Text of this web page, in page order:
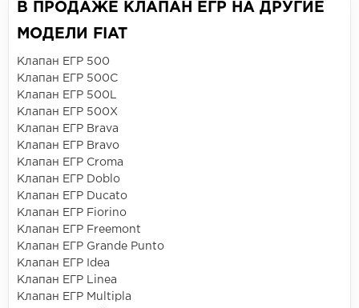
В ПРОДАЖЕ КЛАПАН ЕГР НА ДРУГИЕ
МОДЕЛИ FIAT
Клапан ЕГР 500
Клапан ЕГР 500C
Клапан ЕГР 500L
Клапан ЕГР 500X
Клапан ЕГР Brava
Клапан ЕГР Bravo
Клапан ЕГР Croma
Клапан ЕГР Doblo
Клапан ЕГР Ducato
Клапан ЕГР Fiorino
Клапан ЕГР Freemont
Клапан ЕГР Grande Punto
Клапан ЕГР Idea
Клапан ЕГР Linea
Клапан ЕГР Multipla